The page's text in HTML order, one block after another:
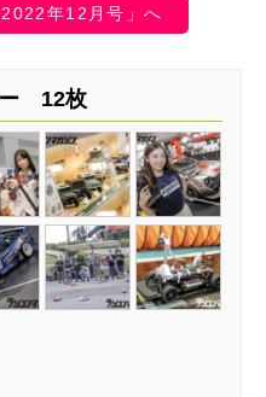
2022年12月号」へ
ー 12枚